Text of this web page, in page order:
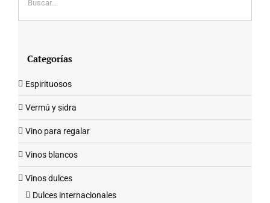
Categorías
Espirituosos
Vermú y sidra
Vino para regalar
Vinos blancos
Vinos dulces
Dulces internacionales